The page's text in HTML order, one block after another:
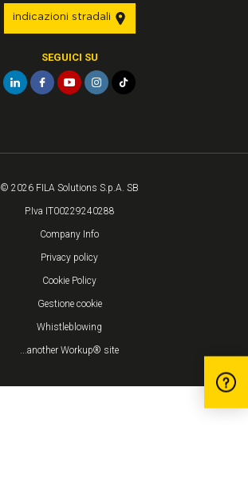
indicazioni stradali
SEGUICI SU
© 2026 FILA Solutions S.p.A. SB
P.Iva IT00229240288
Company Info
Privacy policy
Cookie Policy
Gestione cookie
Whistleblowing
...another Workup® site